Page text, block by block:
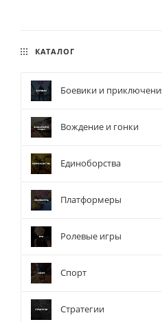
КАТАЛОГ
Боевики и
Вождение и гонки
Единоборства
Платформеры
Ролевые игры
Спорт
Стратегии